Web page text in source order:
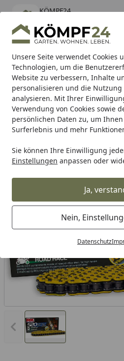
Unsere Seite verwendet Cookies
Technologien, um die
Website zu verbessern, Inhalte
personalisieren und die Nutzung
analysieren. Mit Ihrer
Verwendung von Cookies sowie
persönlichen Daten zu, um
Surferlebnis und mehr
Sie können Ihre Einwilligung
Einstellungen anpassen oder
Ja,
Nein,
Datenschutz
KÖMPF24
kostenlos - Im App Store
Alle Produkte
Mein Konto
Suchen
Karibu Pools inkl. gratis
Starterset
Startseite
RK Rk Motorradkette RK
RK Kette 520GXW
Vorheriges Bild anzeigen